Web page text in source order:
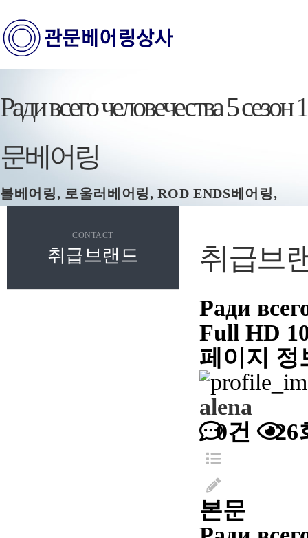
Ради всего человечества 5
문베어링
볼베어링, 로울러베어링, ROD ENDS베어링,
CONTACT
취급브랜드 취급브
Ради
Full HD
페이지 정
alena
0건
26
본문